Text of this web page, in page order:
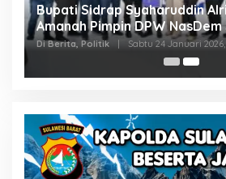
Bupati Sidrap Syaharuddin
Amanah Pimpin DPW NasDem
Di Berita, Politik | Sabtu 24 Januari 2026,